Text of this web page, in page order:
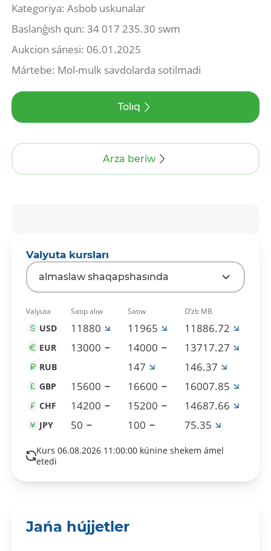
Kategoriya: Asbob uskunalar
Baslanǵısh qun: 34 017 235.30 swm
Aukcion sánesi: 06.01.2025
Mártebe: Mol-mulk savdolarda sotilmadi
Tolıq
Arza beriw
Valyuta kursları
almaslaw shaqapshasında
Valyuta Satıp alıw Satıw O‘zb MB
USD 11880 11965 11886.72
EUR 13000 14000 13717.27
RUB 147 146.37
GBP 15600 16600 16007.85
CHF 14200 15200 14687.66
JPY 50 100 75.35
Kurs 06.08.2026 11:00:00 kúnine shekem ámel
etedi
Jańa hújjetler